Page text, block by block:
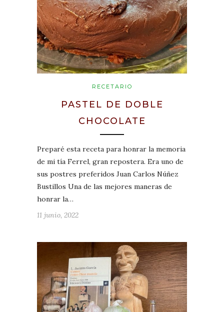
RECETARIO
PASTEL DE DOBLE
CHOCOLATE
Preparé esta receta para honrar la memoria
de mi tía Ferrel, gran repostera. Era uno de
sus postres preferidos Juan Carlos Núñez
Bustillos Una de las mejores maneras de
honrar la…
11 junio, 2022